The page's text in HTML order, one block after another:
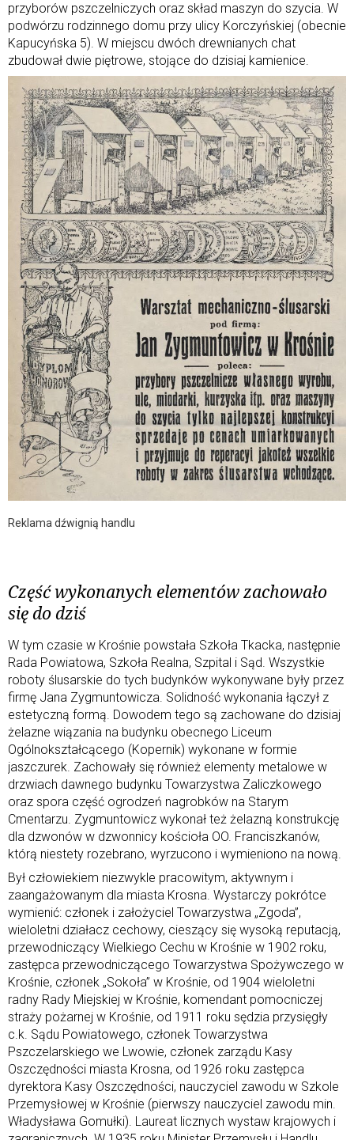
przyborów pszczelniczych oraz skład maszyn do szycia. W
podwórzu rodzinnego domu przy ulicy Korczyńskiej (obecnie
Kapucyńska 5). W miejscu dwóch drewnianych chat
zbudował dwie piętrowe, stojące do dzisiaj kamienice.
Reklama dźwignią handlu
Część wykonanych elementów zachowało
się do dziś
W tym czasie w Krośnie powstała Szkoła Tkacka, następnie
Rada Powiatowa, Szkoła Realna, Szpital i Sąd. Wszystkie
roboty ślusarskie do tych budynków wykonywane były przez
firmę Jana Zygmuntowicza. Solidność wykonania łączył z
estetyczną formą. Dowodem tego są zachowane do dzisiaj
żelazne wiązania na budynku obecnego Liceum
Ogólnokształcącego (Kopernik) wykonane w formie
jaszczurek. Zachowały się również elementy metalowe w
drzwiach dawnego budynku Towarzystwa Zaliczkowego
oraz spora część ogrodzeń nagrobków na Starym
Cmentarzu. Zygmuntowicz wykonał też żelazną konstrukcję
dla dzwonów w dzwonnicy kościoła OO. Franciszkanów,
którą niestety rozebrano, wyrzucono i wymieniono na nową.
Był człowiekiem niezwykle pracowitym, aktywnym i
zaangażowanym dla miasta Krosna. Wystarczy pokrótce
wymienić: członek i założyciel Towarzystwa „Zgoda”,
wieloletni działacz cechowy, cieszący się wysoką reputacją,
przewodniczący Wielkiego Cechu w Krośnie w 1902 roku,
zastępca przewodniczącego Towarzystwa Spożywczego w
Krośnie, członek „Sokoła” w Krośnie, od 1904 wieloletni
radny Rady Miejskiej w Krośnie, komendant pomocniczej
straży pożarnej w Krośnie, od 1911 roku sędzia przysięgły
c.k. Sądu Powiatowego, członek Towarzystwa
Pszczelarskiego we Lwowie, członek zarządu Kasy
Oszczędności miasta Krosna, od 1926 roku zastępca
dyrektora Kasy Oszczędności, nauczyciel zawodu w Szkole
Przemysłowej w Krośnie (pierwszy nauczyciel zawodu min.
Władysława Gomułki). Laureat licznych wystaw krajowych i